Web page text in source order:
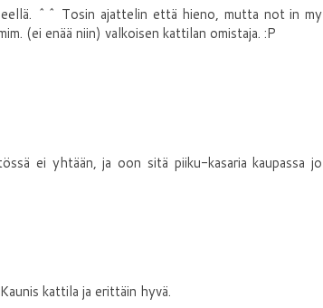
^^ Tosin ajattelin että hieno, mutta not in my
(ei enää niin) valkoisen kattilan omistaja. :P
ei yhtään, ja oon sitä piiku-kasaria kaupassa jo
kattila ja erittäin hyvä.